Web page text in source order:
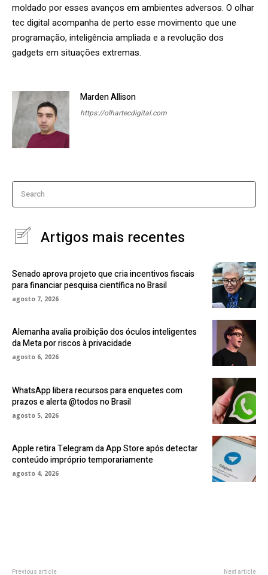
moldado por esses avanços em ambientes adversos. O olhar
tec digital acompanha de perto esse movimento que une
programação, inteligência ampliada e a revolução dos
gadgets em situações extremas.
Marden Allison
https://olhartecdigital.com
Search
Artigos mais recentes
Senado aprova projeto que cria incentivos fiscais
para financiar pesquisa científica no Brasil
agosto 7, 2026
Alemanha avalia proibição dos óculos inteligentes
da Meta por riscos à privacidade
agosto 6, 2026
WhatsApp libera recursos para enquetes com
prazos e alerta @todos no Brasil
agosto 5, 2026
Apple retira Telegram da App Store após detectar
conteúdo impróprio temporariamente
agosto 4, 2026
Previous article Next article